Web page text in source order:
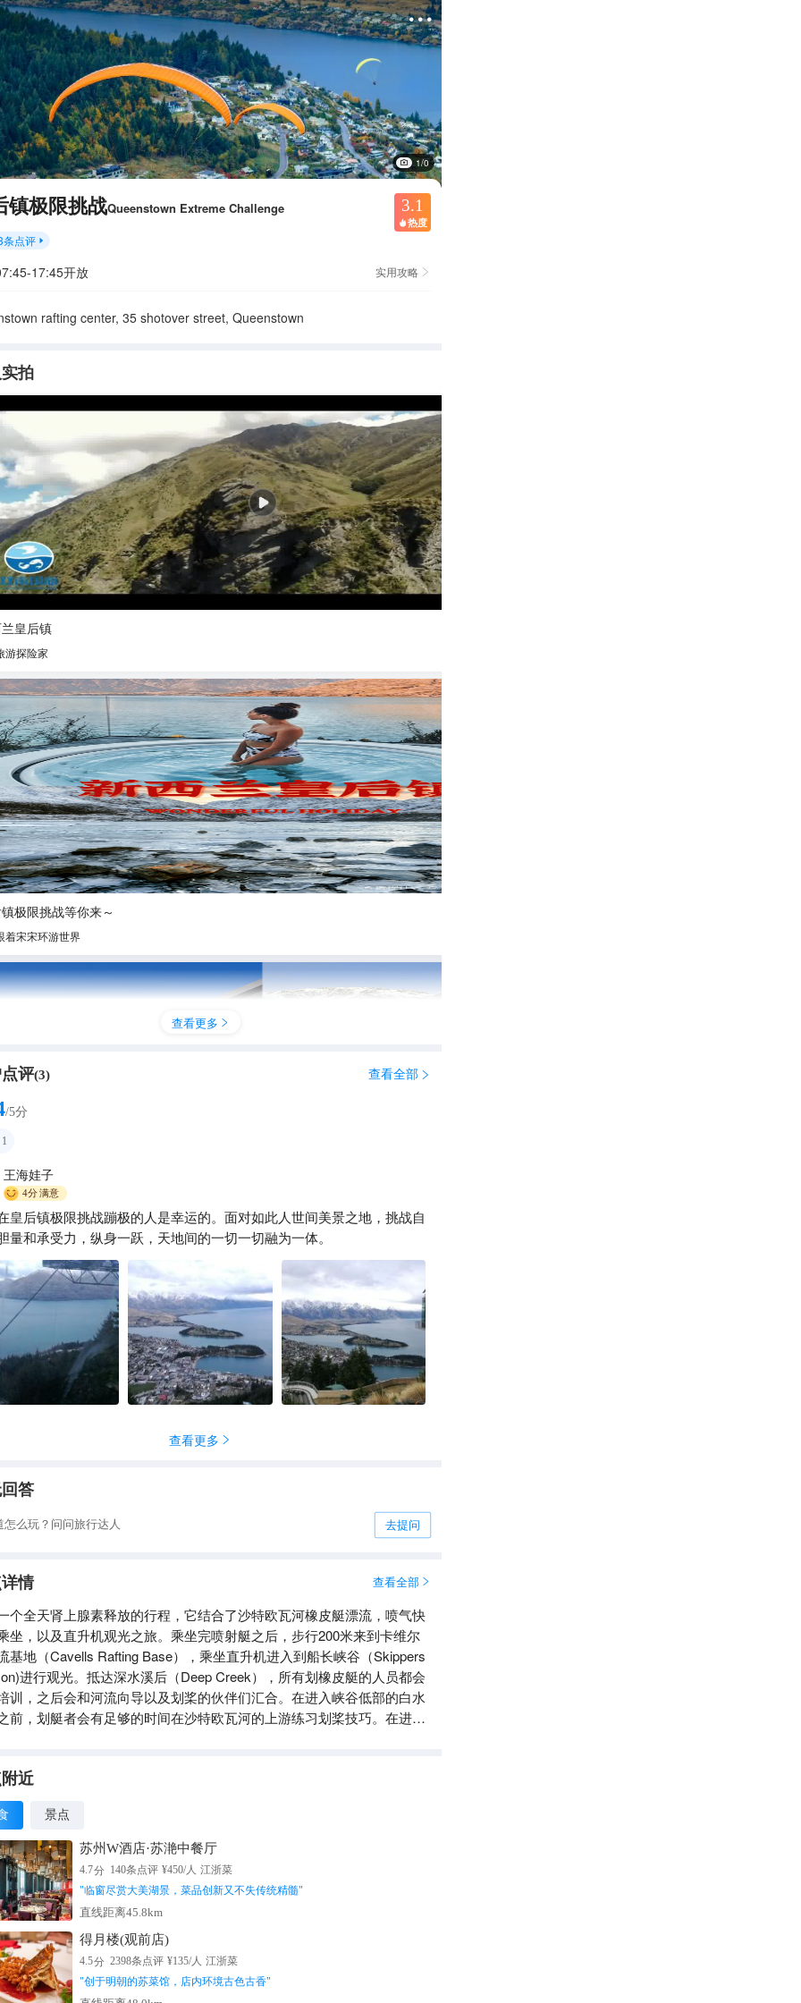

1/0
镇极限挑战Queenstown Extreme Challenge 3.1
 热度
条点评 
17:45开放 实用攻略 
rafting center, 35 shotover street, Queenstown
拍
皇后镇
游探险家
极限挑战等你来～
着宋宋环游世界
兰8日定制游🚗懒人抄作业版❗✨
外漫游者小程
查看更多 
评(3) 查看全部 
/5分
1
王海娃子
4分满意
皇后镇极限挑战蹦极的人是幸运的。面对如此人世间美景之地，挑战自
量和承受力，纵身一跃，天地间的一切一切融为一体。
查看更多 
答
怎么玩？问问旅行达人 去提问
情 查看全部 
个全天肾上腺素释放的行程，它结合了沙特欧瓦河橡皮艇漂流，喷气快
坐，以及直升机观光之旅。乘坐完喷射艇之后，步行200米来到卡维尔
基地（Cavells Rafting Base），乘坐直升机进入到船长峡谷（Skippers
进行观光。抵达深水溪后（Deep Creek），所有划橡皮艇的人员都会
训，之后会和河流向导以及划桨的伙伴们汇合。在进入峡谷低部的白水
前，划艇者会有足够的时间在沙特欧瓦河的上游练习划桨技巧。在进行
近
景点
苏州W酒店·苏滟中餐厅
4.7分 140条点评 ¥450/人 江浙菜
"临窗尽赏大美湖景，菜品创新又不失传统精髓"
直线距离45.8km
得月楼(观前店)
4.5分 2398条点评 ¥135/人 江浙菜
"创于明朝的苏菜馆，店内环境古色古香"